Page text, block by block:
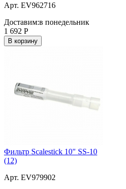
Арт. EV962716
Доставим:в понедельник
1 692 Р
В корзину
Фильтр Scalestick 10" SS-10
(12)
Арт. EV979902